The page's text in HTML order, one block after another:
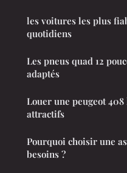
les voitures les plus
quotidiens
Les pneus quad 12
adaptés
Louer une peugeot
attractifs
Pourquoi choisir une
besoins ?